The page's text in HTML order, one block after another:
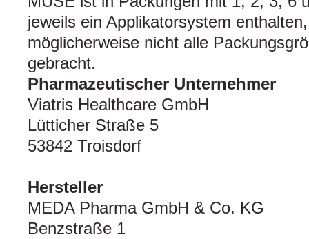
jeweils ein Applikatorsystem
möglicherweise nicht alle
gebracht.
Pharmazeutischer Unternehmer
Viatris Healthcare GmbH
Lütticher Straße 5
53842 Troisdorf
Hersteller
MEDA Pharma GmbH & Co. KG
Benzstraße 1